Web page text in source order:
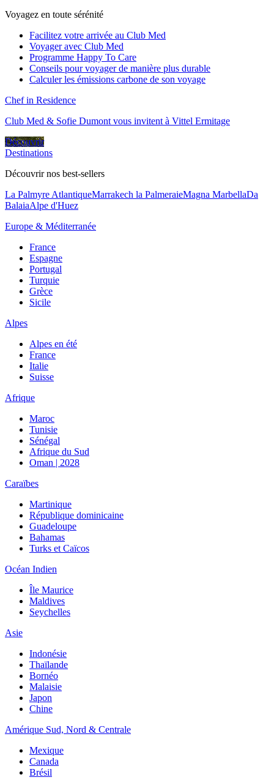
Voyagez en toute sérénité
Facilitez votre arrivée au Club Med
Voyager avec Club Med
Programme Happy To Care
Conseils pour voyager de manière plus durable
Calculer les émissions carbone de son voyage
Chef in Residence
Club Med & Sofie Dumont vous invitent à Vittel Ermitage
Découvrir
Destinations
Découvrir nos best-sellers
La Palmyre AtlantiqueMarrakech la PalmeraieMagna MarbellaDa
BalaiaAlpe d'Huez
Europe & Méditerranée
France
Espagne
Portugal
Turquie
Grèce
Sicile
Alpes
Alpes en été
France
Italie
Suisse
Afrique
Maroc
Tunisie
Sénégal
Afrique du Sud
Oman | 2028
Caraïbes
Martinique
République dominicaine
Guadeloupe
Bahamas
Turks et Caïcos
Océan Indien
Île Maurice
Maldives
Seychelles
Asie
Indonésie
Thaïlande
Bornéo
Malaisie
Japon
Chine
Amérique Sud, Nord & Centrale
Mexique
Canada
Brésil